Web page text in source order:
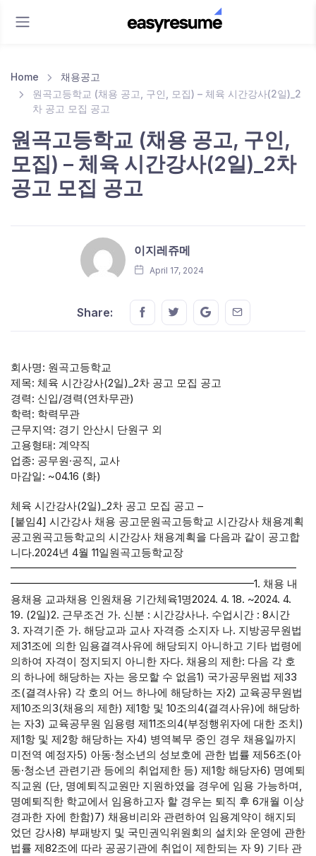
Home
채용공고
원곡고등학교 (채용 공고, 구인, 모집) – 체육 시간강사(2일)_2
차 공고 모집 공고
원곡고등학교 (채용 공고, 구인,
모집) – 체육 시간강사(2일)_2차
공고 모집 공고
이지레쥬메
April 17, 2024
Share: Share this on FaceBook
Share this on Twitter
Share this on GMail
Share this on
회사명: 원곡고등학교
제목: 체육 시간강사(2일)_2차 공고 모집 공고
경력: 신입/경력(연차무관)
학력: 학력무관
근무지역: 경기 안산시 단원구 외
고용형태: 계약직
업종: 공무원·공직, 교사
마감일: ~04.16 (화)
체육 시간강사(2일)_2차 공고 모집 공고 –
[붙임4] 시간강사 채용 공고문원곡고등학교 시간강사 채용계획
공고원곡고등학교의 시간강사 채용계획을 다음과 같이 공고합
니다.2024년 4월 11일원곡고등학교장
━━━━━━━━━━━━━━━━━━━━━━━━━━━
━━━━━━━━━━━━━━━━━━━━━━━1. 채용 내
용채용 교과채용 인원채용 기간체육1명2024. 4. 18. ~2024. 4.
19. (2일)2. 근무조건 가. 신분 : 시간강사나. 수업시간 : 8시간
3. 자격기준 가. 해당교과 교사 자격증 소지자 나. 지방공무원법
제31조에 의한 임용결격사유에 해당되지 아니하고 기타 법령에
의하여 자격이 정지되지 아니한 자다. 채용의 제한: 다음 각 호
의 하나에 해당하는 자는 응모할 수 없음1) 국가공무원법 제33
조(결격사유) 각 호의 어느 하나에 해당하는 자2) 교육공무원법
제10조의3(채용의 제한) 제1항 및 10조의4(결격사유)에 해당하
는 자3) 교육공무원 임용령 제11조의4(부정행위자에 대한 조치)
제1항 및 제2항 해당하는 자4) 병역복무 중인 경우 채용일까지
미전역 예정자5) 아동·청소년의 성보호에 관한 법률 제56조(아
동·청소년 관련기관 등에의 취업제한 등) 제1항 해당자6) 명예퇴
직교원 (단, 명예퇴직교원만 지원하였을 경우에 임용 가능하며,
명예퇴직한 학교에서 임용하고자 할 경우는 퇴직 후 6개월 이상
경과한 자에 한함)7) 채용비리와 관련하여 임용계약이 해지되
었던 강사8) 부패방지 및 국민권익위원회의 설치와 운영에 관한
법률 제82조에 따라 공공기관에 취업이 제한되는 자 9) 기타 관